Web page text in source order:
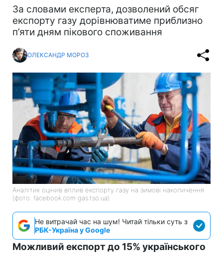
За словами експерта, дозволений обсяг
експорту газу дорівнюватиме приблизно
п’яти дням пікового споживання
ОЛЕКСАНДР МОРОЗ
Аналітик оцінив вплив експорту газу на зимові накопичення
(фото: facebook.com gas.tso.ua)
Не витрачай час на шум! Читай тільки суть з
РБК-Україна у Google
Можливий експорт до 15% українського